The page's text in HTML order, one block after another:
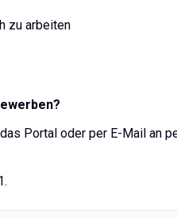
zu arbeiten
Portal oder per E-Mail an